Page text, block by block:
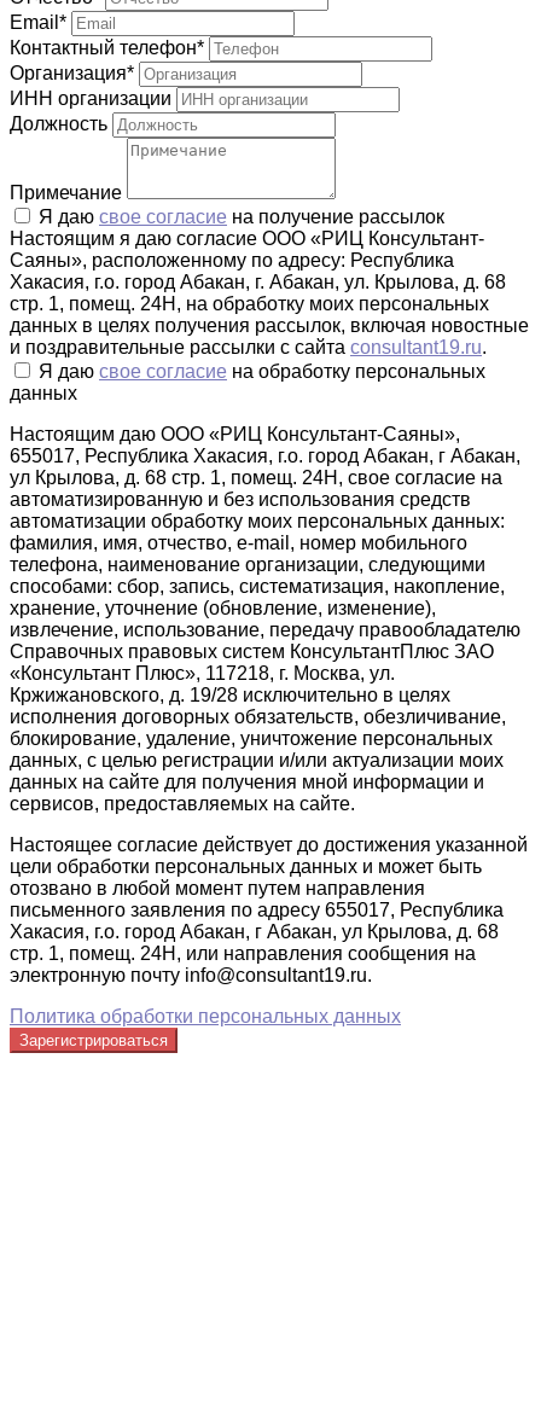
Email *
Контактный телефон*
Организация*
ИНН организации
Должность
Примечание
Я даю свое согласие на получение рассылок
Настоящим я даю согласие ООО «РИЦ Консультант-
Саяны», расположенному по адресу: Республика
Хакасия, г.о. город Абакан, г. Абакан, ул. Крылова, д. 68
стр. 1, помещ. 24Н, на обработку моих персональных
данных в целях получения рассылок, включая новостные
и поздравительные рассылки с сайта consultant19.ru.
Я даю свое согласие на обработку персональных
данных
Настоящим даю ООО «РИЦ Консультант-Саяны»,
655017, Республика Хакасия, г.о. город Абакан, г Абакан,
ул Крылова, д. 68 стр. 1, помещ. 24Н, свое согласие на
автоматизированную и без использования средств
автоматизации обработку моих персональных данных:
фамилия, имя, отчество, e-mail, номер мобильного
телефона, наименование организации, следующими
способами: сбор, запись, систематизация, накопление,
хранение, уточнение (обновление, изменение),
извлечение, использование, передачу правообладателю
Справочных правовых систем КонсультантПлюс ЗАО
«Консультант Плюс», 117218, г. Москва, ул.
Кржижановского, д. 19/28 исключительно в целях
исполнения договорных обязательств, обезличивание,
блокирование, удаление, уничтожение персональных
данных, с целью регистрации и/или актуализации моих
данных на сайте для получения мной информации и
сервисов, предоставляемых на сайте.
Настоящее согласие действует до достижения указанной
цели обработки персональных данных и может быть
отозвано в любой момент путем направления
письменного заявления по адресу 655017, Республика
Хакасия, г.о. город Абакан, г Абакан, ул Крылова, д. 68
стр. 1, помещ. 24Н, или направления сообщения на
электронную почту info@consultant19.ru.
Политика обработки персональных данных
Зарегистрироваться